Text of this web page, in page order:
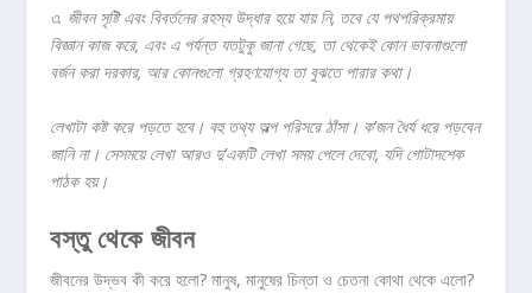
৩. জীবনসৃষ্টিএবং বিবর্তনেররহস্য উদ্ধারহয়ে যায়নি, তবেযে পথপরিক্রমায়
বিজ্ঞানকাজকরে, এবং এ পর্যন্ত যতটুকুজানাগেছে, তাথেকেইকোন ভাবনাগুলো
বর্জনকরাদরকার, আরকোনগুলো গ্রহণযোগ্যতাবুঝতে পারারকথা।
লেখাটাকষ্টকরে পড়তেহবে। বহুতথ্য অল্প পরিসরেঠাঁসা। ক’জনধৈর্যধরে পড়বেন
জানিনা। সেসময়েলেখা আরও দু’একটিলেখাসময়পেলেদেবো, যদিগোটাদশেক
পাঠকহয়।
বস্তু থেকে জীবন
জীবনের উদ্ভব কী করে হলো? মানুষ, মানুষের চিন্তা ও চেতনা কোথা থেকে এলো?